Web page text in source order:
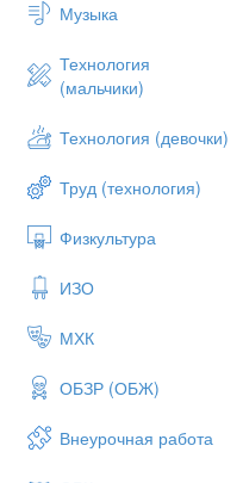
Музыка
Технология
(мальчики)
Технология (девочки)
Труд (технология)
Физкультура
ИЗО
МХК
ОБЗР (ОБЖ)
Внеурочная работа